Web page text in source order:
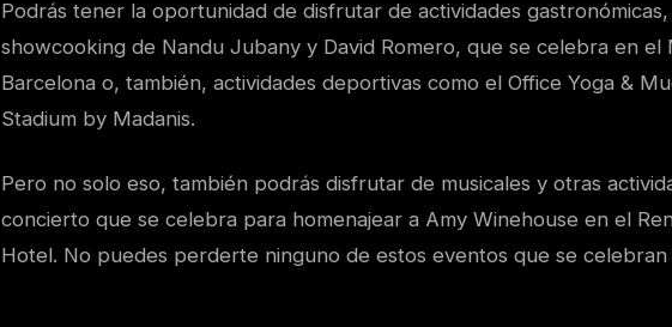
Podrás tener la oportunidad de disfrutar de actividades
showcooking de Nandu Jubany y David Romero, que se celebra en el
Barcelona o, también, actividades deportivas como el Office Yoga &
Stadium by Madanis.
Pero no solo eso, también podrás disfrutar de musicales y otras
concierto que se celebra para homenajear a Amy Winehouse en el
Hotel. No puedes perderte ninguno de estos eventos que se celebran